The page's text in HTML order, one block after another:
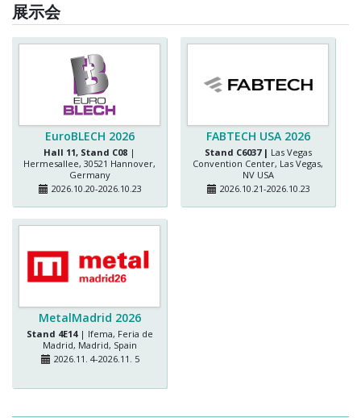
展示会
EuroBLECH 2026
Hall 11, Stand C08 |
Hermesallee, 30521 Hannover,
Germany
2026.10.20-2026.10.23
FABTECH USA 2026
Stand C6037 | Las Vegas
Convention Center, Las Vegas,
NV USA
2026.10.21-2026.10.23
MetalMadrid 2026
Stand 4E14| Ifema, Feria de
Madrid, Madrid, Spain
2026.11. 4-2026.11. 5